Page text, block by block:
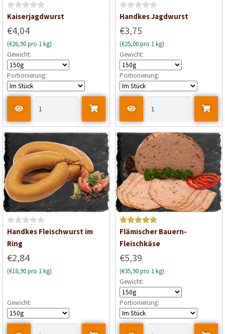
B
w
e
r
e
t
0
v
n
5
Kaiserjagdwurst
€4,04
(€26,90 pro 1 kg)
Gewicht:
Portionierung:
B
w
e
r
e
t
0
v
n
Handkes Jagdwurst
€3,75
(€25,00 pro 1 kg)
Gewicht:
Portionierung:
B
e
e
r
t
m
i
Handkes Fleischwurst im
Ring
€2,84
(€18,90 pro 1 kg)
Gewicht:
Bewertet mit
5von 5
Flämischer Bauern-
Fleischkäse
€5,39
(€35,90 pro 1 kg)
Gewicht:
Portionierung: